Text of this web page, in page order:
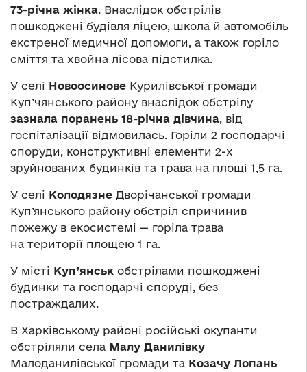
73-річна жінка. Внаслідок обстрілів
пошкоджені будівля ліцею, школа й автомобіль
екстреної медичної допомоги, а також горіло
сміття та хвойна лісова підстилка.
У селі Новоосинове Курилівської громади
Куп’чянського району внаслідок обстрілу
зазнала поранень 18-річна дівчина, від
госпіталізації відмовилась. Горіли 2 господарчі
споруди, конструктивні елементи 2-х
зруйнованих будинків та трава на площі 1,5 га.
У селі Колодязне Дворічанської громади
Куп’янського району обстріл спричинив
пожежу в екосистемі — горіла трава
на території площею 1 га.
У місті Куп’янськ обстрілами пошкоджені
будинки та господарчі споруді, без
постраждалих.
В Харківському районі російські окупанти
обстріляли села Малу Данилівку
Малоданилівської громади та Козачу Лопань